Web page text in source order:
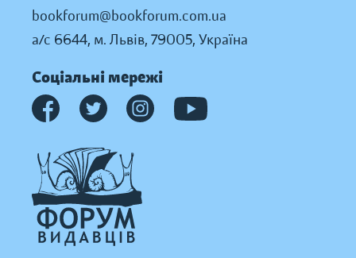
bookforum@bookforum.com.ua
а/с 6644, м. Львів, 79005, Україна
Соціальні мережі